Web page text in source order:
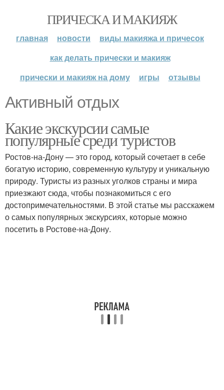
ПРИЧЕСКА И МАКИЯЖ
главная новости
виды макияжа и причесок
как делать прически и макияж
прически и макияж на дому
игры отзывы
Активный отдых
Какие экскурсии самые
популярные среди туристов
Ростов-на-Дону — это город, который сочетает в себе
богатую историю, современную культуру и уникальную
природу. Туристы из разных уголков страны и мира
приезжают сюда, чтобы познакомиться с его
достопримечательностями. В этой статье мы расскажем
о самых популярных экскурсиях, которые можно
посетить в Ростове-на-Дону.